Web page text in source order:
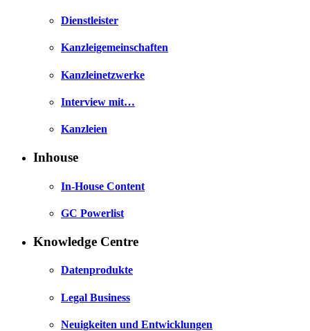
Dienstleister
Kanzleigemeinschaften
Kanzleinetzwerke
Interview mit…
Kanzleien
Inhouse
In-House Content
GC Powerlist
Knowledge Centre
Datenprodukte
Legal Business
Neuigkeiten und Entwicklungen